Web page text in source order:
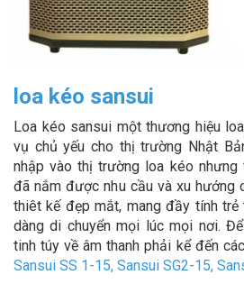
loa kéo sansui
Loa kéo sansui một thương hiệu
vụ chủ yếu cho thị trường Nhật
nhập vào thị trường loa kéo nhưng
đã nắm được nhu cầu và xu hướng
thiêt kế đẹp mắt, mang đầy tính trẻ
dàng di chuyển mọi lúc mọi nơi.
tinh túy về âm thanh phải kể đến
Sansui SS 1-15, Sansui SG2-15,